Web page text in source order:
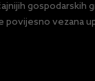
gospodarskih
povijesno vezana